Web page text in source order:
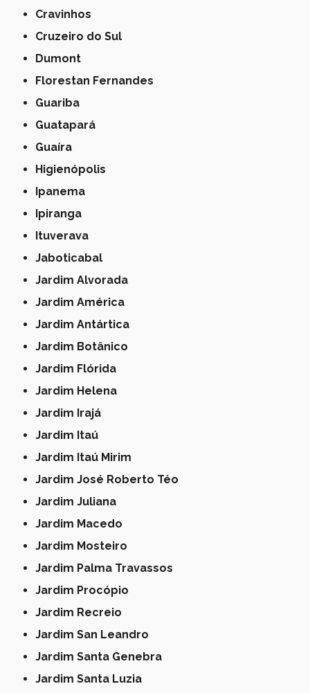
Cravinhos
Cruzeiro do Sul
Dumont
Florestan Fernandes
Guariba
Guatapará
Guaíra
Higienópolis
Ipanema
Ipiranga
Ituverava
Jaboticabal
Jardim Alvorada
Jardim América
Jardim Antártica
Jardim Botânico
Jardim Flórida
Jardim Helena
Jardim Irajá
Jardim Itaú
Jardim Itaú Mirim
Jardim José Roberto Téo
Jardim Juliana
Jardim Macedo
Jardim Mosteiro
Jardim Palma Travassos
Jardim Procópio
Jardim Recreio
Jardim San Leandro
Jardim Santa Genebra
Jardim Santa Luzia